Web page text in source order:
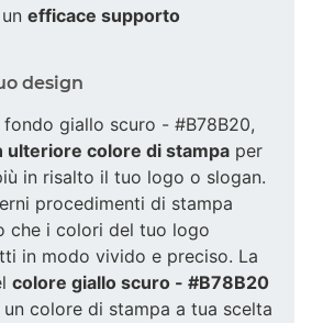
efficace supporto
design
giallo scuro - #B78B20,
ulteriore colore di stampa per
in risalto il tuo logo o slogan.
procedimenti di stampa
che i colori del tuo logo
in modo vivido e preciso. La
colore giallo scuro - #B78B20
colore di stampa a tua scelta